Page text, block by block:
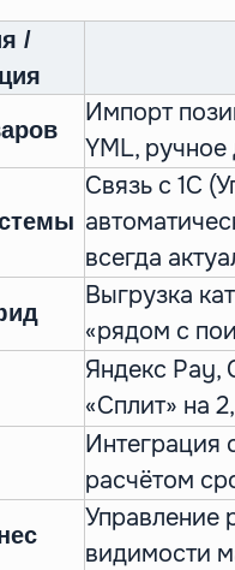
/
Импорт
YML,
Связь с 1С
всегда
Выгрузка
«рядом с
Яндекс Pay,
«Сплит» на
Интеграция
расчётом
Управление
видимости